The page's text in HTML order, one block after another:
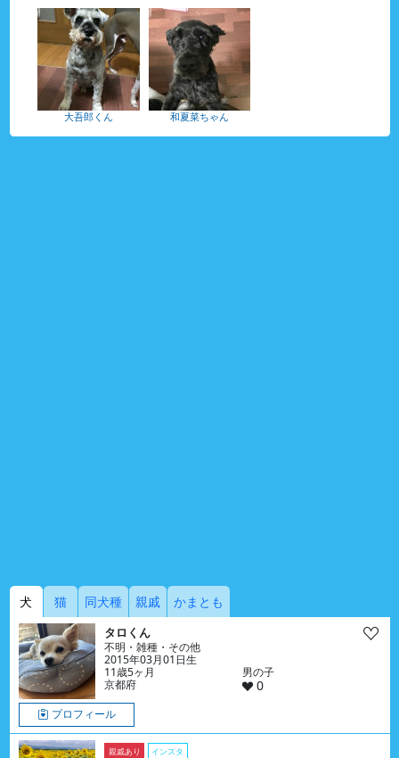
大吾郎くん 和夏菜ちゃん
犬 猫 同犬種 親戚 かまとも
タロくん
不明・雑種・その他
2015年03月01日生
11歳5ヶ月
男の子
京都府
0
プロフィール
親戚あり インスタ